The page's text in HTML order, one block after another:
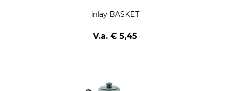
inlay BASKET
V.a. € 5,45